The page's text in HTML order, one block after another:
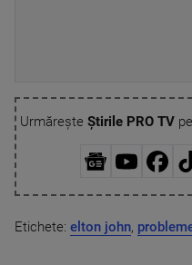
Urmărește Știrile PRO TV
Etichete: elton john,